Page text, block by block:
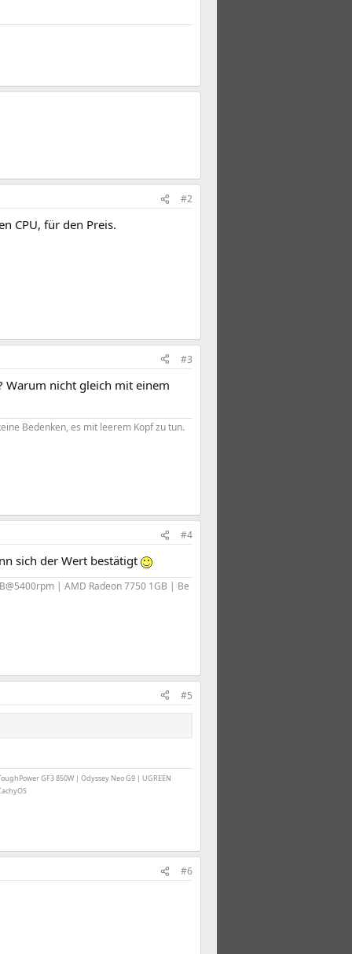
#2
CPU, für den Preis.
#3
Warum nicht gleich mit einem
Bedenken, es mit leerem Kopf zu tun.​
#4
sich der Wert bestätigt
| AMD Radeon 7750 1GB | Be
#5
GF3 850W | Odyssey Neo G9 | UGREEN
#6